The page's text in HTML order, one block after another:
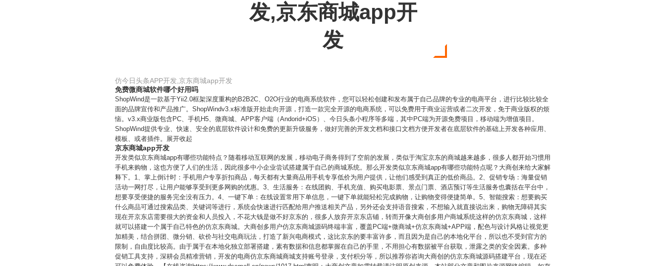
发,京东商城app开
发
仿今日头条APP开发,京东商城app开发
免费微商城软件哪个好用吗
ShopWind是一款基于Yii2.0框架深度重构的B2B2C、O2O行业的电商系统软件，您可以轻松创建和发布属于自己品牌的专业的电商平台，进行比较比较全
面的品牌宣传和产品推广。ShopWindv3.x标准版开始走向开源，打造一款完全开源的电商系统，可以免费用于商业运营或者二次开发，免于商业版权的烦
恼。v3.x商业版包含PC、手机H5、微商城、APP客户端（Andorid+iOS）、今日头条小程序等多端，其中PC端为开源免费项目，移动端为增值项目。
ShopWind提供专业、快速、安全的底层软件设计和免费的更新升级服务，做好完善的开发文档和接口文档方便开发者在底层软件的基础上开发各种应用、
模板、或者插件。展开收起
京东商城app开发
开发类似京东商城app有哪些功能特点？随着移动互联网的发展，移动电子商务得到了空前的发展，类似于淘宝京东的商城越来越多，很多人都开始习惯用
手机来购物，这也方便了人们的生活，因此很多中小企业尝试搭建属于自己的商城系统。那么开发类似京东商城app有哪些功能特点呢？大商创来给大家解
释下。1、掌上倒计时：手机用户专享折扣商品，每天都有大量商品用手机专享低价为用户提供，让他们感受到真正的低价商品。2、促销专场：海量促销
活动一网打尽，让用户能够享受到更多网购的优惠。3、生活服务：在线团购、手机充值、购买电影票、景点门票、酒店预订等生活服务也囊括在平台中，
想要享受便捷的服务完全没有压力。4、一键下单：在线设置常用下单信息，一键下单就能轻松完成购物，让购物变得便捷简单。5、智能搜索：想要购买
什么商品可通过搜索品类、关键词等进行，系统会快速进行匹配给用户推送相关产品，另外还会支持语音搜索，不想输入就直接说出来，购物无障碍其实
现在开京东店需要很大的资金和人员投入，不花大钱是做不好京东的，很多人放弃开京东店铺，转而开像大商创多用户商城系统这样的仿京东商城，这样
就可以搭建一个属于自己特色的仿京东商城。大商创多用户仿京东商城源码终端丰富，覆盖PC端+微商城+仿京东商城+APP端，配色与设计风格让视觉更
加精美，结合拼团、微分销、砍价与社交电商玩法，打造了新兴电商模式，这比京东的要丰富许多，而且因为是自己的本地化平台，所以也不受到官方的
限制，自由度比较高。由于属于在本地化独立部署搭建，素有数据和信息都掌握在自己的手里，不用担心有数据被平台获取，泄露之类的安全因素。多种
促销工具支持，深耕会员精准营销，开发的电商仿京东商城商城支持账号登录，支付积分等，所以推荐你咨询大商创的仿京东商城源码搭建平台，现在还